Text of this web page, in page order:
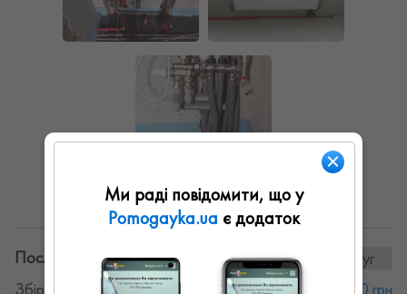
Показати ще
Послуги та ціни:
28послуг
Збірка меблів
от 400 грн
Ми раді повідомити, що у
Pomogayka.ua є додаток